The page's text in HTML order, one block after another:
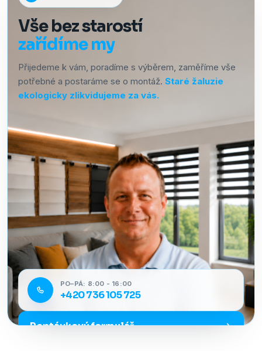
Vše bez starostí
zařídíme my
Přijedeme k vám, poradíme s výběrem, zaměříme vše
potřebné a postaráme se o montáž. Staré žaluzie
ekologicky zlikvidujeme za vás.
PO–PÁ: 8:00 - 16:00
+420 736 105 725
Poptávkový formulář